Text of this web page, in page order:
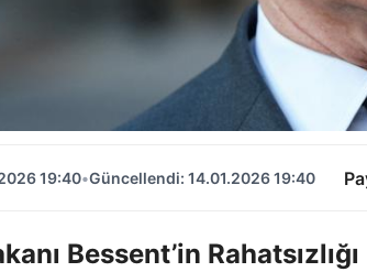
19:40•Güncellendi: 14.01.2026 19:40
Bessent’in Rahatsızlığı